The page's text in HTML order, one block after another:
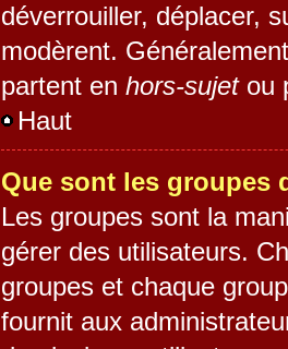
déverrouiller, déplacer,
modèrent.
partent en hors-sujetou
Haut
Que sont les groupes
Les groupes sont la
gérer des utilisateurs.
groupes et chaque
fournit aux